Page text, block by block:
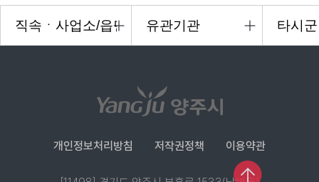
개인정보처리방침 저작권정책 이용약관